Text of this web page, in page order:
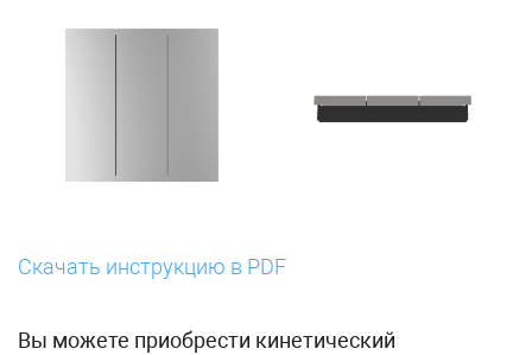
Скачать инструкцию в PDF
Вы можете приобрести кинетический